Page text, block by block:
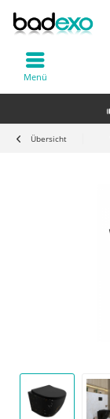
Menü
Übersicht